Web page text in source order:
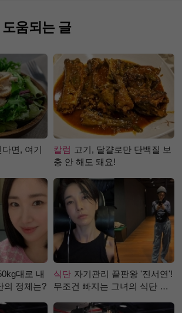
도움되는 글
면, 여기
칼럼 고기, 달걀로만 단백질 보
충 안 해도 돼요!
대로 내
의 정체는?
식단 자기관리 끝판왕 '진서연'!
무조건 빠지는 그녀의 식단 정